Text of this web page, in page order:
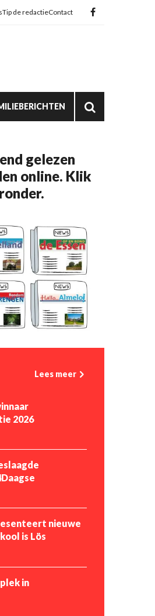
Tip de redactieContact
gelezen
online. Klik
Lees meer
2026
nieuwe
is Lös
in